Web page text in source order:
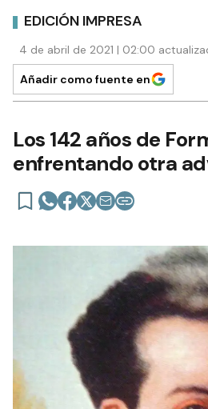
EDICIÓN IMPRESA
4 de abril de 2021 | 02:00
Añadir como fuente en
Los 142 años de
enfrentando otra